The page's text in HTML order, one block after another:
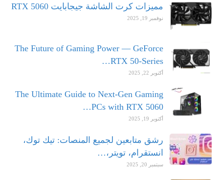
مميزات كرت الشاشة جيجابايت RTX 5060
نوفمبر 19, 2025
The Future of Gaming Power — GeForce
RTX 50-Series…
أكتوبر 22, 2025
The Ultimate Guide to Next-Gen Gaming
PCs with RTX 5060…
أكتوبر 19, 2025
رشق متابعين لجميع المنصات: تيك توك،
انستقرام، تويتر،…
سبتمبر 20, 2025